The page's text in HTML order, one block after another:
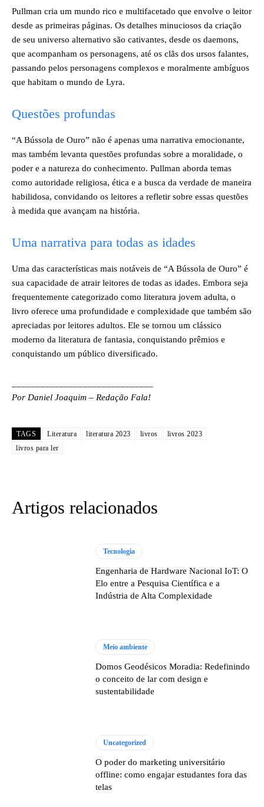
Pullman cria um mundo rico e multifacetado que envolve o leitor
desde as primeiras páginas. Os detalhes minuciosos da criação
de seu universo alternativo são cativantes, desde os daemons,
que acompanham os personagens, até os clãs dos ursos falantes,
passando pelos personagens complexos e moralmente ambíguos
que habitam o mundo de Lyra.
Questões profundas
“A Bússola de Ouro” não é apenas uma narrativa emocionante,
mas também levanta questões profundas sobre a moralidade, o
poder e a natureza do conhecimento. Pullman aborda temas
como autoridade religiosa, ética e a busca da verdade de maneira
habilidosa, convidando os leitores a refletir sobre essas questões
à medida que avançam na história.
Uma narrativa para todas as idades
Uma das características mais notáveis de “A Bússola de Ouro” é
sua capacidade de atrair leitores de todas as idades. Embora seja
frequentemente categorizado como literatura jovem adulta, o
livro oferece uma profundidade e complexidade que também são
apreciadas por leitores adultos. Ele se tornou um clássico
moderno da literatura de fantasia, conquistando prêmios e
conquistando um público diversificado.
Por Daniel Joaquim – Redação Fala!
TAGS Literatura literatura 2023 livros
livros 2023
livros para ler
Artigos relacionados
Tecnologia
Engenharia de Hardware Nacional IoT: O
Elo entre a Pesquisa Científica e a
Indústria de Alta Complexidade
Meio ambiente
Domos Geodésicos Moradia: Redefinindo
o conceito de lar com design e
sustentabilidade
Uncategorized
O poder do marketing universitário
offline: como engajar estudantes fora das
telas